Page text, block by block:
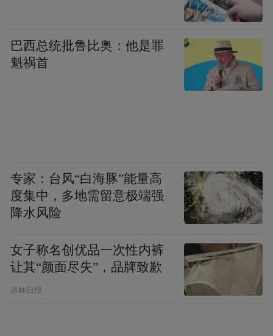
巴西总统批鲁比奥：他是罪
魁祸首
专家：台风“白海豚”能量高
度集中，多地需留意极端强
降水风险
女子称名创优品一次性内裤
让其“颜面尽失”，品牌致歉
吉林日报